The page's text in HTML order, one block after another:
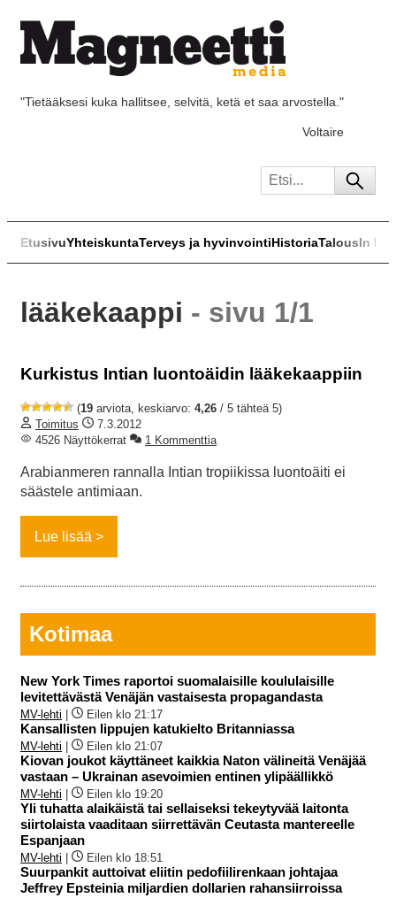
"Tietääksesi kuka hallitsee, selvitä, ketä et saa arvostella."
Voltaire
EtusivuYhteiskuntaTerveys ja hyvinvointiHistoriaTalousIn
lääkekaappi - sivu 1/1
Kurkistus Intian luontoäidin lääkekaappiin
(19 arviota, keskiarvo: 4,26 / 5 tähteä 5)
Toimitus
7.3.2012
4526 Näyttökerrat
1 Kommenttia
Arabianmeren rannalla Intian tropiikissa luontoäiti ei
säästele antimiaan.
Lue lisää
Kotimaa
New York Times raportoi suomalaisille koululaisille
levitettävästä Venäjän vastaisesta propagandasta
MV-lehti Eilen klo 21:17
Kansallisten lippujen katukielto Britanniassa
MV-lehti Eilen klo 21:07
Kiovan joukot käyttäneet kaikkia Naton välineitä Venäjää
vastaan – Ukrainan asevoimien entinen ylipäällikkö
MV-lehti Eilen klo 19:20
Yli tuhatta alaikäistä tai sellaiseksi tekeytyvää laitonta
siirtolaista vaaditaan siirrettävän Ceutasta mantereelle
Espanjaan
MV-lehti Eilen klo 18:51
Suurpankit auttoivat eliitin pedofiilirenkaan johtajaa
Jeffrey Epsteinia miljardien dollarien rahansiirroissa